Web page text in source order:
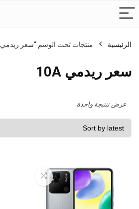
الرئيسية منتجات تحت الوسم “سعر ريدمي 10A”
سعر ريدمي 10A
عرض نتتيجة واحدة